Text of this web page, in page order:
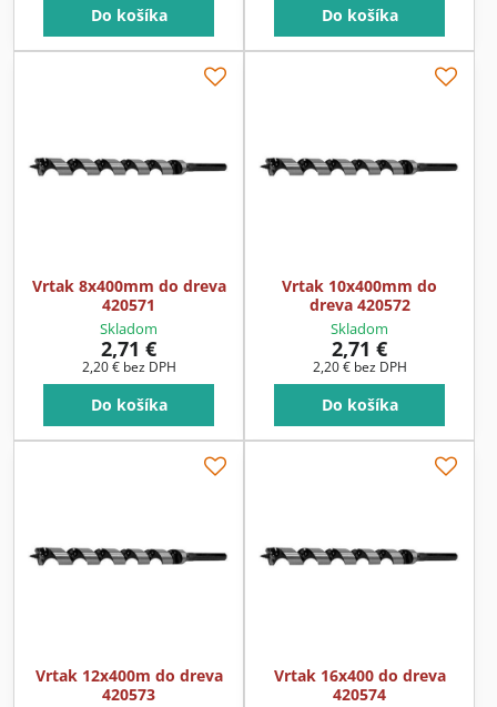
Do košíka Do košíka
Vrtak 8x400mm do dreva
420571
Skladom
2,71 €
2,20 € bez DPH
Do košíka
Vrtak 10x400mm do
dreva 420572
Skladom
2,71 €
2,20 € bez DPH
Do košíka
Vrtak 12x400m do dreva
420573
Vrtak 16x400 do dreva
420574